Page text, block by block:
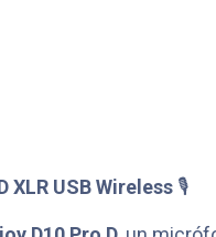
USB Wireless 🎙️